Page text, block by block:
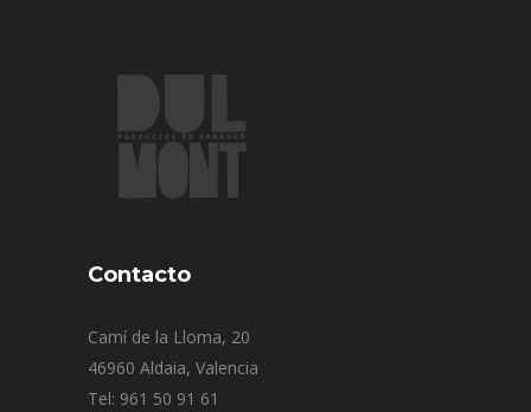
Contacto
Camí de la Lloma, 20
46960 Aldaia, Valencia
Tel: 961 50 91 61